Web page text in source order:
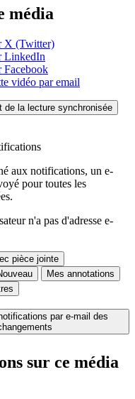
média
X (Twitter)
LinkedIn
Facebook
vidéo par email
de la lecture synchronisée
aux notifications, un e-
pour toutes les
n'a pas d'adresse e-
pièce jointe
Mes annotations
par e-mail des
sur ce média